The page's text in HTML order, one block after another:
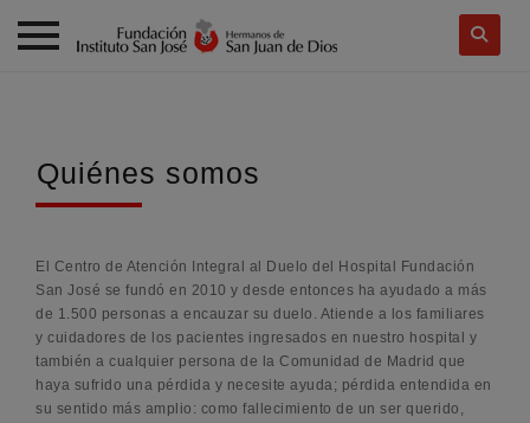
Quiénes somos
El Centro de Atención Integral al Duelo del Hospital Fundación
San José se fundó en 2010 y desde entonces ha ayudado a más
de 1.500 personas a encauzar su duelo. Atiende a los familiares
y cuidadores de los pacientes ingresados en nuestro hospital y
también a cualquier persona de la Comunidad de Madrid que
haya sufrido una pérdida y necesite ayuda; pérdida entendida en
su sentido más amplio: como fallecimiento de un ser querido,